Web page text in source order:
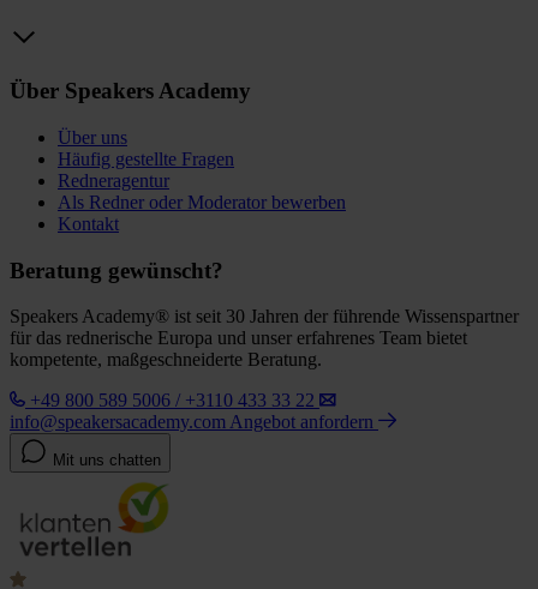
Über Speakers Academy
Über uns
Häufig gestellte Fragen
Redneragentur
Als Redner oder Moderator bewerben
Kontakt
Beratung gewünscht?
Speakers Academy® ist seit 30 Jahren der führende Wissenspartner
für das rednerische Europa und unser erfahrenes Team bietet
kompetente, maßgeschneiderte Beratung.
+49 800 589 5006 / +3110 433 33 22
info@speakersacademy.com Angebot anfordern
Mit uns chatten